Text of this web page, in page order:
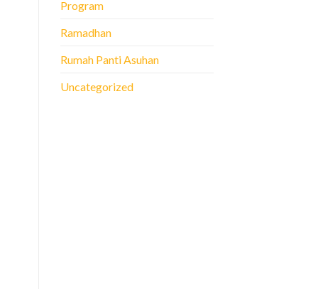
Program
Ramadhan
Rumah Panti Asuhan
Uncategorized